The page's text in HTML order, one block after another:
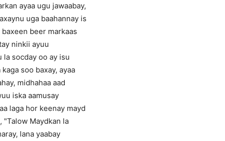
ayaa ugu jawaabay,
uga baahannay is
beer markaas
ninkii ayuu
la socday oo ay isu
soo baxay, ayaa
midhahaa aad
iska aamusay
laga hor keenay mayd
"Talow Maydkan la
lana yaabay